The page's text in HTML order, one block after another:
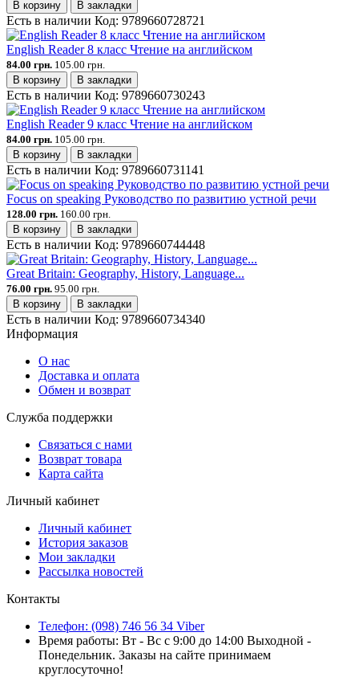
В корзину
В закладки
Есть в наличии Код: 9789660728721
English Reader 8 класс Чтение на английском
84.00 грн. 105.00 грн.
В корзину
В закладки
Есть в наличии Код: 9789660730243
English Reader 9 класс Чтение на английском
84.00 грн. 105.00 грн.
В корзину
В закладки
Есть в наличии Код: 9789660731141
Focus on speaking Руководство по развитию устной речи
128.00 грн. 160.00 грн.
В корзину
В закладки
Есть в наличии Код: 9789660744448
Great Britain: Geography, History, Language...
76.00 грн. 95.00 грн.
В корзину
В закладки
Есть в наличии Код: 9789660734340
Информация
О нас
Доставка и оплата
Обмен и возврат
Служба поддержки
Связаться с нами
Возврат товара
Карта сайта
Личный кабинет
Личный кабинет
История заказов
Мои закладки
Рассылка новостей
Контакты
Телефон: (098) 746 56 34 Viber
Время работы: Вт - Вс с 9:00 до 14:00 Выходной -
Понедельник. Заказы на сайте принимаем
круглосуточно!